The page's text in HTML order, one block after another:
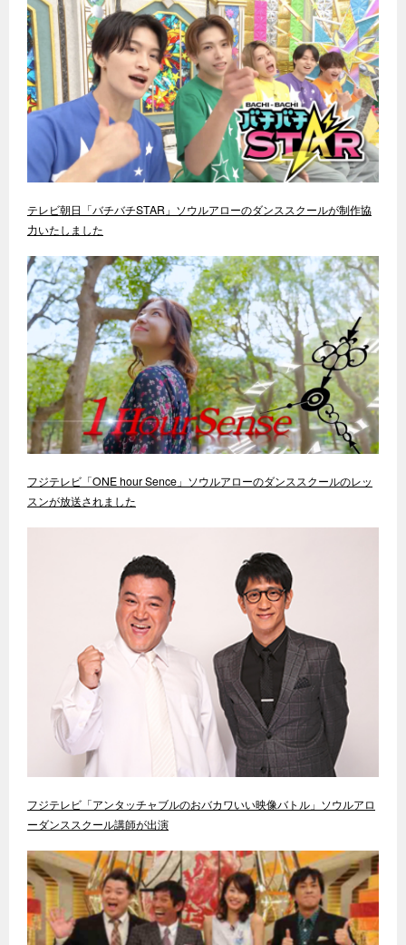
テレビ朝日「バチバチSTAR」ソウルアローのダンススクールが制作協
力いたしました
フジテレビ「ONE hour Sence」ソウルアローのダンススクールのレッ
スンが放送されました
フジテレビ「アンタッチャブルのおバカワいい映像バトル」ソウルアロ
ーダンススクール講師が出演